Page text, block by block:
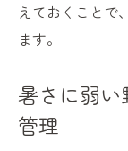
えておくことで
ます。
暑さに弱
管理